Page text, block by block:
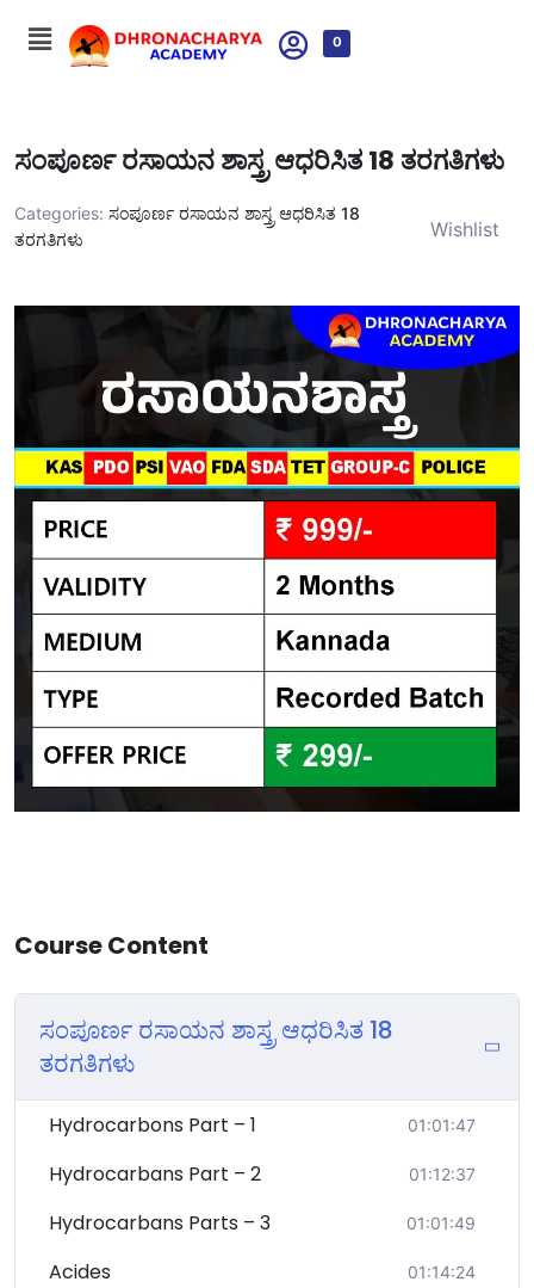
0
ಸಂಪೂರ್ಣ ರಸಾಯನ ಶಾಸ್ತ್ರ ಆಧರಿಸಿತ 18 ತರಗತಿಗಳು
Categories: ಸಂಪೂರ್ಣ ರಸಾಯನ ಶಾಸ್ತ್ರ ಆಧರಿಸಿತ 18
ತರಗತಿಗಳು
Wishlist
Course Content
ಸಂಪೂರ್ಣ ರಸಾಯನ ಶಾಸ್ತ್ರ ಆಧರಿಸಿತ 18
ತರಗತಿಗಳು
Hydrocarbons Part – 1 01:01:47
Hydrocarbans Part – 2 01:12:37
Hydrocarbans Parts – 3 01:01:49
Acides 01:14:24